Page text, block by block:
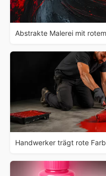
Abstrakte Malerei mit
Handwerker trägt rote